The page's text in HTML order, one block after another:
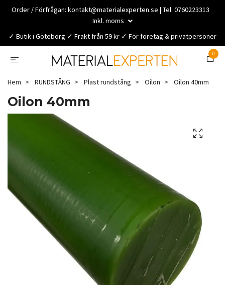
Order / Förfrågan: kontakt@materialexperten.se | Tel: 0760223313
Inkl. moms
✓ Butik i Göteborg ✓ Frakt från 59 kr ✓ För företag & privatpersoner
0
Hem RUNDSTÅNG Plast rundstång Oilon Oilon 40mm
Oilon 40mm